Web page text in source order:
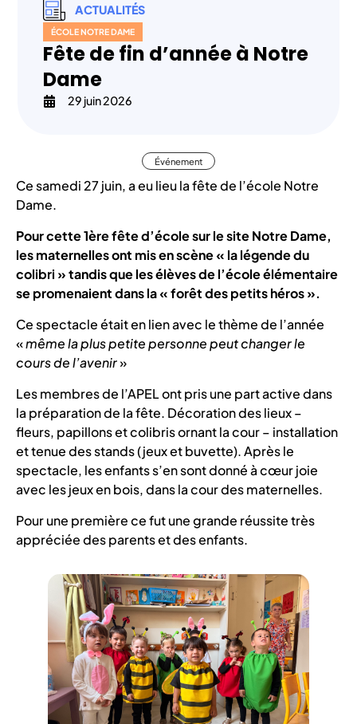
ACTUALITÉS
ÉCOLE NOTRE DAME
Fête de fin d’année à Notre
Dame
29 juin 2026
Événement
Ce samedi 27 juin, a eu lieu la fête de l’école Notre
Dame.
Pour cette 1ère fête d’école sur le site Notre Dame,
les maternelles ont mis en scène « la légende du
colibri » tandis que les élèves de l’école élémentaire
se promenaient dans la « forêt des petits héros ».
Ce spectacle était en lien avec le thème de l’année
«même la plus petite personne peut changer le
cours de l’avenir»
Les membres de l’APEL ont pris une part active dans
la préparation de la fête. Décoration des lieux –
fleurs, papillons et colibris ornant la cour – installation
et tenue des stands (jeux et buvette). Après le
spectacle, les enfants s’en sont donné à cœur joie
avec les jeux en bois, dans la cour des maternelles.
Pour une première ce fut une grande réussite très
appréciée des parents et des enfants.